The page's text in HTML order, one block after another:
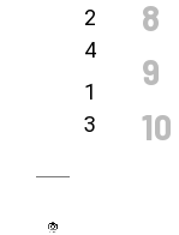
2
4
1
3